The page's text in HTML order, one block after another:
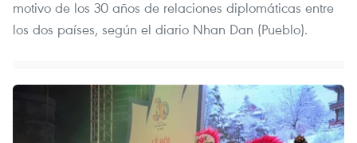
motivo de los 30 años de relaciones diplomáticas entre
los dos países, según el diario Nhan Dan (Pueblo).